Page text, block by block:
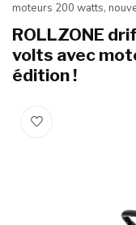
moteurs 200 watts,
ROLLZONE
volts avec
édition !